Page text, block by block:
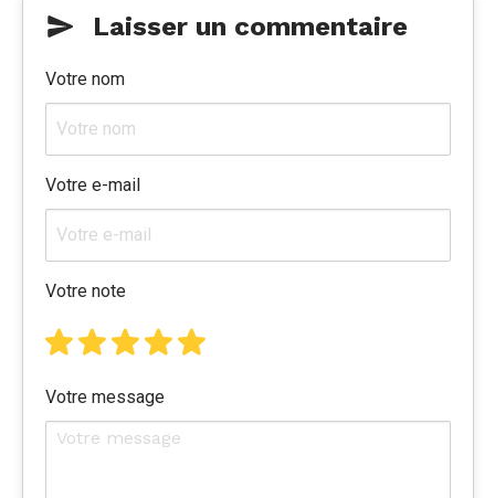
Laisser un commentaire
Votre nom
Votre e-mail
Votre note
Votre message